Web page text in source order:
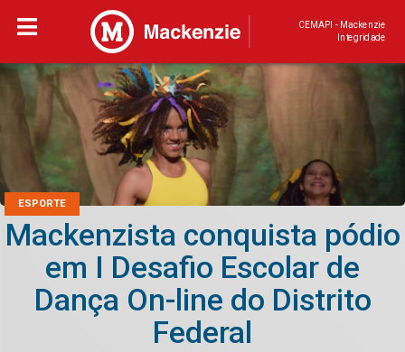
CEMAPI - Mackenzie
Integridade
ESPORTE
Mackenzista conquista pódio
em I Desafio Escolar de
Dança On-line do Distrito
Federal